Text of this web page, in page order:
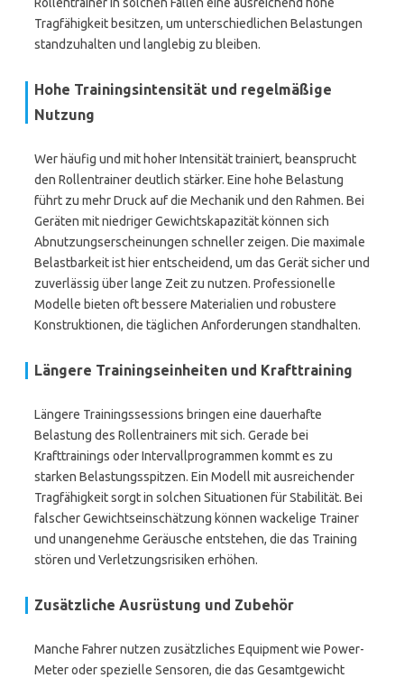
Tragfähigkeit besitzen, um unterschiedlichen Belastungen
standzuhalten und langlebig zu bleiben.
Hohe Trainingsintensität und regelmäßige
Nutzung
Wer häufig und mit hoher Intensität trainiert, beansprucht
den Rollentrainer deutlich stärker. Eine hohe Belastung
führt zu mehr Druck auf die Mechanik und den Rahmen. Bei
Geräten mit niedriger Gewichtskapazität können sich
Abnutzungserscheinungen schneller zeigen. Die maximale
Belastbarkeit ist hier entscheidend, um das Gerät sicher und
zuverlässig über lange Zeit zu nutzen. Professionelle
Modelle bieten oft bessere Materialien und robustere
Konstruktionen, die täglichen Anforderungen standhalten.
Längere Trainingseinheiten und Krafttraining
Längere Trainingssessions bringen eine dauerhafte
Belastung des Rollentrainers mit sich. Gerade bei
Krafttrainings oder Intervallprogrammen kommt es zu
starken Belastungsspitzen. Ein Modell mit ausreichender
Tragfähigkeit sorgt in solchen Situationen für Stabilität. Bei
falscher Gewichtseinschätzung können wackelige Trainer
und unangenehme Geräusche entstehen, die das Training
stören und Verletzungsrisiken erhöhen.
Zusätzliche Ausrüstung und Zubehör
Manche Fahrer nutzen zusätzliches Equipment wie Power-
Meter oder spezielle Sensoren, die das Gesamtgewicht